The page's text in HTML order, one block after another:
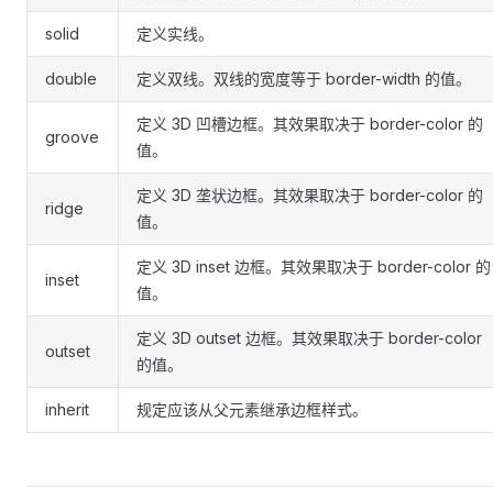
solid 定义实线。
double 定义双线。双线的宽度等于 border-width 的值。
groove
定义 3D 凹槽边框。其效果取决于 border-color 的
值。
ridge
定义 3D 垄状边框。其效果取决于 border-color 的
值。
inset
定义 3D inset 边框。其效果取决于 border-color 的
值。
outset
定义 3D outset 边框。其效果取决于 border-color
的值。
inherit 规定应该从父元素继承边框样式。